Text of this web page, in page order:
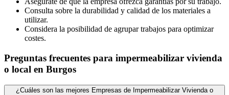
Consulta sobre la durabilidad y calidad de los materiales a
utilizar.
Considera la posibilidad de agrupar trabajos para optimizar
costes.
Preguntas frecuentes para impermeabilizar vivienda
o local en Burgos
¿Cuáles son las mejores Empresas de Impermeabilizar Vivienda o